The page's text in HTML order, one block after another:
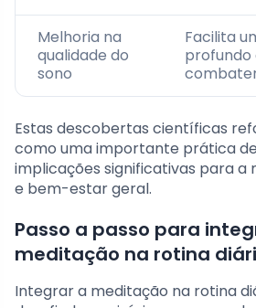
Melhoria na
qualidade do
sono
Facilita
profundo
Estas descobertas científicas
como uma importante prática
implicações significativas para a
e bem-estar geral.
Passo a passo para
meditação na rotina
Integrar a meditação na rotina